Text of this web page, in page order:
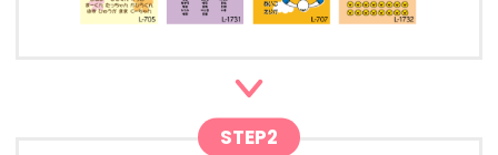
STEP2